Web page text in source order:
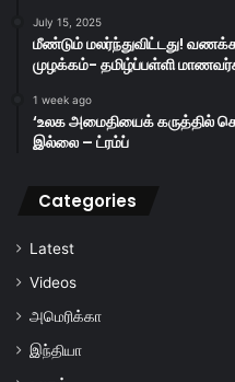
July 15, 2025
மீண்டும் மலர்ந்துவிட்டது!
முழக்கம்- தமிழ்ப்பள்ளி
1 week ago
‘உலக அமைதியைக் கருத்தில்
இல்லை – ட்ரம்ப்
Categories
Latest
Videos
அமெரிக்கா
இந்தியா